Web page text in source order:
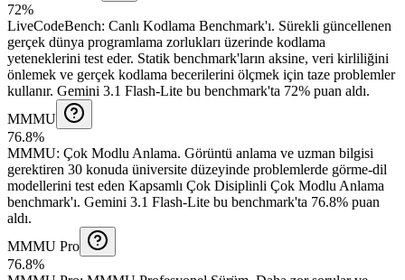
72%
LiveCodeBench: Canlı Kodlama Benchmark'ı. Sürekli güncellenen
gerçek dünya programlama zorlukları üzerinde kodlama
yeteneklerini test eder. Statik benchmark'ların aksine, veri kirliliğini
önlemek ve gerçek kodlama becerilerini ölçmek için taze problemler
kullanır. Gemini 3.1 Flash-Lite bu benchmark'ta 72% puan aldı.
MMMU
76.8%
MMMU: Çok Modlu Anlama. Görüntü anlama ve uzman bilgisi
gerektiren 30 konuda üniversite düzeyinde problemlerde görme-dil
modellerini test eden Kapsamlı Çok Disiplinli Çok Modlu Anlama
benchmark'ı. Gemini 3.1 Flash-Lite bu benchmark'ta 76.8% puan
aldı.
MMMU Pro
76.8%